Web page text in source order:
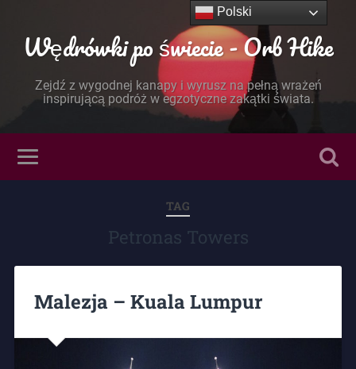
Wędrówki po świecie - Orb Hike
Zejdź z wygodnej kanapy i wyrusz na pełną wrażeń
inspirującą podróż w egzotyczne zakątki świata.
TAG
Petronas Towers
Malezja – Kuala Lumpur
Polski